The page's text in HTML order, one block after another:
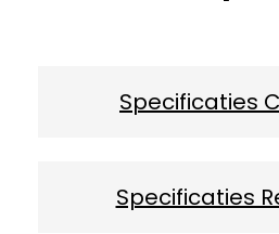
Specificaties
Specificaties